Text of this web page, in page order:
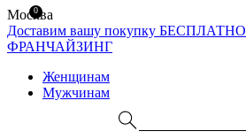
Москва
Доставим вашу покупку БЕСПЛАТНО
ФРАНЧАЙЗИНГ
Женщинам
Мужчинам
0